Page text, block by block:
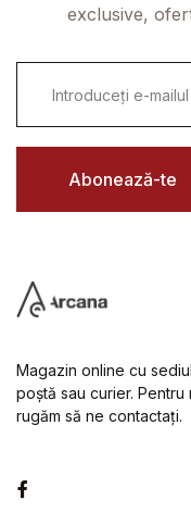
exclusive,
i
l
Abonează-te
Magazin online cu
poștă sau curier.
rugăm să ne contactați.